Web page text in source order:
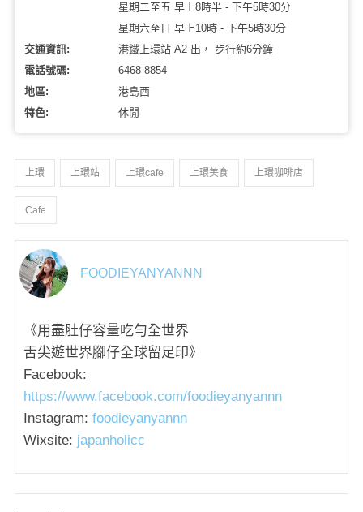
星期二至五 早上8時半 - 下午5時30分
星期六至日 早上10時 - 下午5時30分
交通資訊:
港鐵上環站 A2 出， 步行約6分鐘
電話號碼:
6468 8854
地區:
港島西
特色:
休閒
上環 上環站 上環cafe 上環美食 上環咖啡店
Cafe
FOODIEYANYANNN
《用盡肚仔容量吃勻全世界
舌尖遊世界腳仔全球留足印》
Facebook:
https://www.facebook.com/foodieyanyannn
Instagram: foodieyanyannn
Wixsite: japanholicc